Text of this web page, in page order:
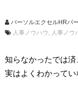
パーソルエクセルHRパ
人事ノウハウ
人事ノウ
知らなかったでは
実はよくわかってい